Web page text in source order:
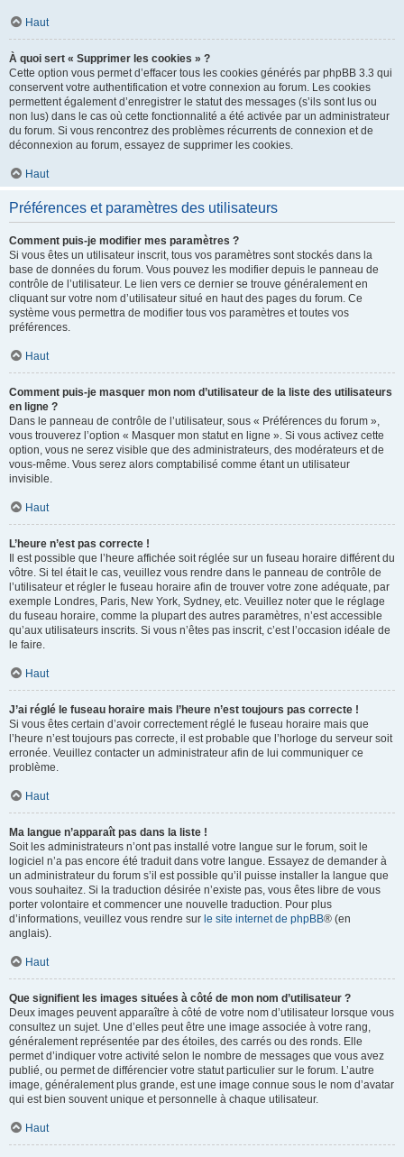
Haut
À quoi sert « Supprimer les cookies » ?
Cette option vous permet d’effacer tous les cookies générés par phpBB 3.3 qui
conservent votre authentification et votre connexion au forum. Les cookies
permettent également d’enregistrer le statut des messages (s’ils sont lus ou
non lus) dans le cas où cette fonctionnalité a été activée par un administrateur
du forum. Si vous rencontrez des problèmes récurrents de connexion et de
déconnexion au forum, essayez de supprimer les cookies.
Haut
Préférences et paramètres des utilisateurs
Comment puis-je modifier mes paramètres ?
Si vous êtes un utilisateur inscrit, tous vos paramètres sont stockés dans la
base de données du forum. Vous pouvez les modifier depuis le panneau de
contrôle de l’utilisateur. Le lien vers ce dernier se trouve généralement en
cliquant sur votre nom d’utilisateur situé en haut des pages du forum. Ce
système vous permettra de modifier tous vos paramètres et toutes vos
préférences.
Haut
Comment puis-je masquer mon nom d’utilisateur de la liste des utilisateurs
en ligne ?
Dans le panneau de contrôle de l’utilisateur, sous « Préférences du forum »,
vous trouverez l’option « Masquer mon statut en ligne ». Si vous activez cette
option, vous ne serez visible que des administrateurs, des modérateurs et de
vous-même. Vous serez alors comptabilisé comme étant un utilisateur
invisible.
Haut
L’heure n’est pas correcte !
Il est possible que l’heure affichée soit réglée sur un fuseau horaire différent du
vôtre. Si tel était le cas, veuillez vous rendre dans le panneau de contrôle de
l’utilisateur et régler le fuseau horaire afin de trouver votre zone adéquate, par
exemple Londres, Paris, New York, Sydney, etc. Veuillez noter que le réglage
du fuseau horaire, comme la plupart des autres paramètres, n’est accessible
qu’aux utilisateurs inscrits. Si vous n’êtes pas inscrit, c’est l’occasion idéale de
le faire.
Haut
J’ai réglé le fuseau horaire mais l’heure n’est toujours pas correcte !
Si vous êtes certain d’avoir correctement réglé le fuseau horaire mais que
l’heure n’est toujours pas correcte, il est probable que l’horloge du serveur soit
erronée. Veuillez contacter un administrateur afin de lui communiquer ce
problème.
Haut
Ma langue n’apparaît pas dans la liste !
Soit les administrateurs n’ont pas installé votre langue sur le forum, soit le
logiciel n’a pas encore été traduit dans votre langue. Essayez de demander à
un administrateur du forum s’il est possible qu’il puisse installer la langue que
vous souhaitez. Si la traduction désirée n’existe pas, vous êtes libre de vous
porter volontaire et commencer une nouvelle traduction. Pour plus
d’informations, veuillez vous rendre sur le site internet de phpBB® (en
anglais).
Haut
Que signifient les images situées à côté de mon nom d’utilisateur ?
Deux images peuvent apparaître à côté de votre nom d’utilisateur lorsque vous
consultez un sujet. Une d’elles peut être une image associée à votre rang,
généralement représentée par des étoiles, des carrés ou des ronds. Elle
permet d’indiquer votre activité selon le nombre de messages que vous avez
publié, ou permet de différencier votre statut particulier sur le forum. L’autre
image, généralement plus grande, est une image connue sous le nom d’avatar
qui est bien souvent unique et personnelle à chaque utilisateur.
Haut